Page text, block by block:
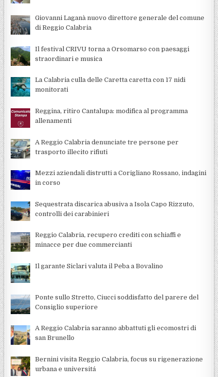
Giovanni Laganà nuovo direttore generale del comune
di Reggio Calabria
Il festival CRIVU torna a Orsomarso con paesaggi
straordinari e musica
La Calabria culla delle Caretta caretta con 17 nidi
monitorati
Reggina, ritiro Cantalupa: modifica al programma
allenamenti
A Reggio Calabria denunciate tre persone per
trasporto illecito rifiuti
Mezzi aziendali distrutti a Corigliano Rossano, indagini
in corso
Sequestrata discarica abusiva a Isola Capo Rizzuto,
controlli dei carabinieri
Reggio Calabria, recupero crediti con schiaffi e
minacce per due commercianti
Il garante Siclari valuta il Peba a Bovalino
Ponte sullo Stretto, Ciucci soddisfatto del parere del
Consiglio superiore
A Reggio Calabria saranno abbattuti gli ecomostri di
san Brunello
Bernini visita Reggio Calabria, focus su rigenerazione
urbana e universitá